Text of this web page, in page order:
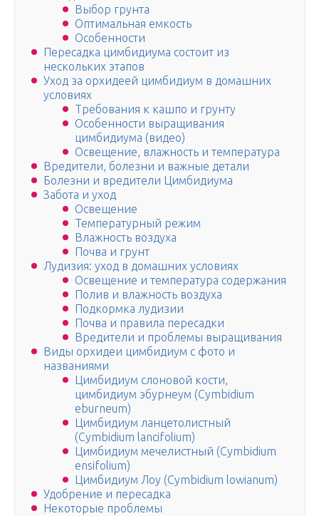
Выбор грунта
Оптимальная емкость
Особенности
Пересадка цимбидиума состоит из
нескольких этапов
Уход за орхидеей цимбидиум в домашних
условиях
Требования к кашпо и грунту
Особенности выращивания
цимбидиума (видео)
Освещение, влажность и температура
Вредители, болезни и важные детали
Болезни и вредители Цимбидиума
Забота и уход
Освещение
Температурный режим
Влажность воздуха
Почва и грунт
Лудизия: уход в домашних условиях
Освещение и температура содержания
Полив и влажность воздуха
Подкормка лудизии
Почва и правила пересадки
Вредители и проблемы выращивания
Виды орхидеи цимбидиум с фото и
названиями
Цимбидиум слоновой кости,
цимбидиум эбурнеум (Cymbidium
eburneum)
Цимбидиум ланцетолистный
(Cymbidium lancifolium)
Цимбидиум мечелистный (Cymbidium
ensifolium)
Цимбидиум Лоу (Cymbidium lowianum)
Удобрение и пересадка
Некоторые проблемы